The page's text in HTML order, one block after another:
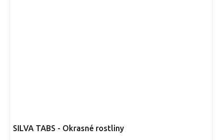
SILVA TABS - Okrasné rostliny